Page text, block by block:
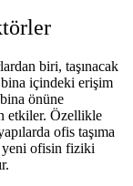
biri, taşınacak
içindeki erişim
önüne
etkiler. Özellikle
ofis taşıma
yeni ofisin fiziki